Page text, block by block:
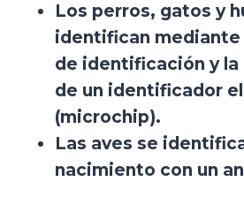
Los perros, gatos y
identifican
de identificación y
de un identificador
(microchip).
Las aves se
nacimiento con un